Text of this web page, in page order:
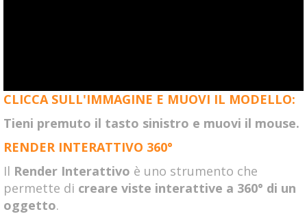
CLICCA SULL'IMMAGINE E MUOVI IL MODELLO:
Tieni premuto il tasto sinistro e muovi il mouse.
RENDER INTERATTIVO 360°
Il Render Interattivo è uno strumento che
permette di creare viste interattive a 360° di un
oggetto.